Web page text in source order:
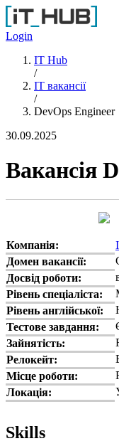
Перейти до основного
Login
IT Hub
/
IT вакансії
/
DevOps Engineer
30.09.2025
Вакансія
Компанія:
Домен вакансії:
Досвід роботи:
Рівень спеціаліста:
Рівень англійської:
Тестове завдання:
Зайнятість:
Релокейт:
Місце роботи:
Локація:
Skills